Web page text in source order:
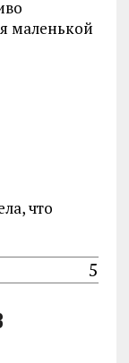
маленькой
что
5